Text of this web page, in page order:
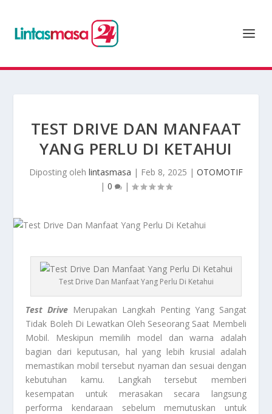
TEST DRIVE DAN MANFAAT
YANG PERLU DI KETAHUI
Diposting oleh lintasmasa | Feb 8, 2025 | OTOMOTIF
| 0 |
Test Drive Dan Manfaat Yang Perlu Di Ketahui
Test Drive Merupakan Langkah Penting Yang Sangat
Tidak Boleh Di Lewatkan Oleh Seseorang Saat Membeli
Mobil. Meskipun memilih model dan warna adalah
bagian dari keputusan, hal yang lebih krusial adalah
memastikan mobil tersebut nyaman dan sesuai dengan
kebutuhan kamu. Langkah tersebut memberi
kesempatan untuk merasakan secara langsung
performa kendaraan sebelum memutuskan untuk